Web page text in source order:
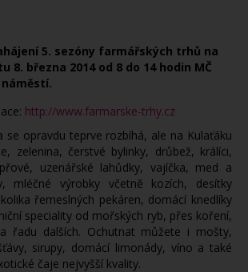
5. sezóny farmářských trhů na
8. března 2014 od 8 do 14 hodin MČ
http://www.farmarske-trhy.cz
se opravdu teprve rozbíhá, ale na Kulaťáku
zelenina, čerstvé bylinky, drůbež, králíci,
uzenářské lahůdky, vajíčka, med a
mléčné výrobky včetně kozích, desítky
řemeslných pekáren, domácí knedlíky
speciality od mořských ryb, přes koření,
řadu dalších. Ochutnat můžete i mošty,
sirupy, domácí limonády, víno a také
čaje nejvyšší kvality.